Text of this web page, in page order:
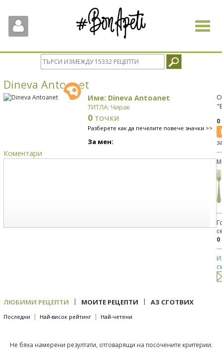
Toggle
Dineva Antoanet
Име: Dineva Antoanet
ТИТЛА: Чирак
0 точки
Разберете как да печелите повече значки >>
За мен:
Коментари
0
ЛЮБИМИ РЕЦЕПТИ | МОИТЕ РЕЦЕПТИ | АЗ СГОТВИХ
Последни | Най-висок рейтинг | Най-четени
Не бяха намерени резултати, отговарящи на посочените критерии.